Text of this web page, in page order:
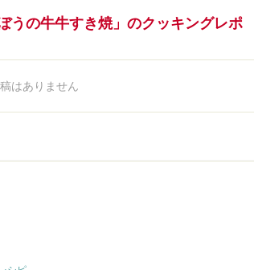
うの牛牛すき焼」のクッキングレポ
はありません